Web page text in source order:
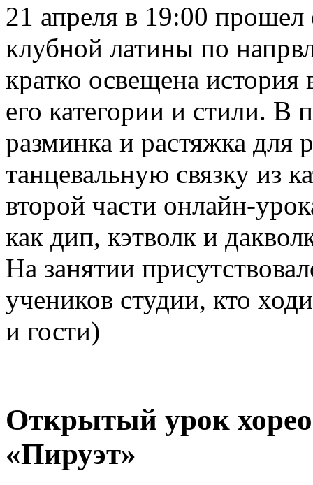
21 апреля в 19:00
клубной латины по
кратко освещена история
его категории и стили. В
разминка и растяжка для
танцевальную связку из
второй части онлайн-
как дип, кэтволк и
На занятии
учеников студии, кто
и гости)
Открытый урок
«Пируэт»